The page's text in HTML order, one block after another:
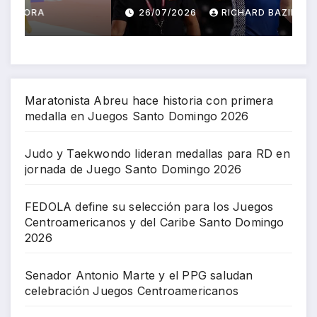
Centroamericanos y del
Caribe Santo Domingo 2026
RICHARD BAZIL
Maratonista Abreu hace historia con primera
medalla en Juegos Santo Domingo 2026
Judo y Taekwondo lideran medallas para RD en
jornada de Juego Santo Domingo 2026
FEDOLA define su selección para los Juegos
Centroamericanos y del Caribe Santo Domingo
2026
Senador Antonio Marte y el PPG saludan
celebración Juegos Centroamericanos